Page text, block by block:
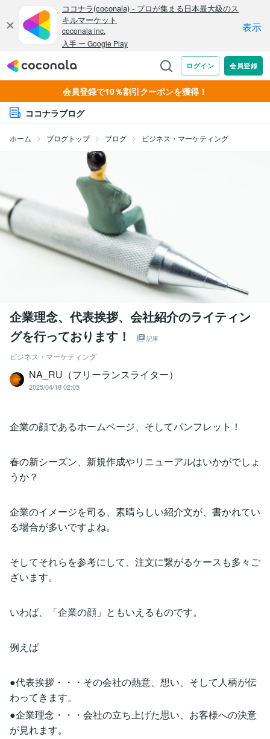
会員登録で10％割引クーポンを獲得！
ココナラブログ
ホーム ブログトップ ブログ ビジネス・マーケティング
企業理念、代表挨拶、会社紹介のライティン
グを行っております！
記事
ビジネス・マーケティング
NA_RU（フリーランスライター）
2025/04/18 02:05
企業の顔であるホームページ、そしてパンフレット！
春の新シーズン、新規作成やリニューアルはいかがでしょ
うか？
企業のイメージを司る、素晴らしい紹介文が、書かれてい
る場合が多いですよね。
そしてそれらを参考にして、注文に繋がるケースも多々ご
ざいます。
いわば、「企業の顔」ともいえるものです。
例えば
●代表挨拶・・・その会社の熱意、想い、そして人柄が伝
わってきます。
●企業理念・・・会社の立ち上げた思い、お客様への決意
が見れます。